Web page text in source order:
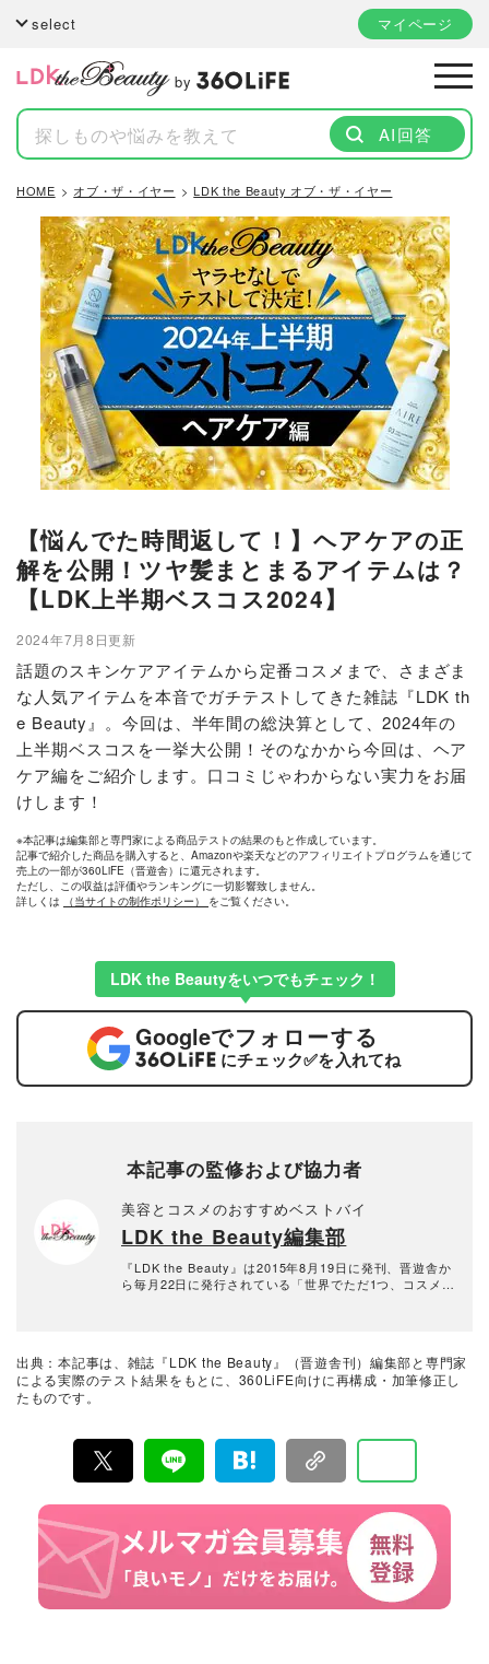
select マイページ
by
AI回答
HOME オブ・ザ・イヤー LDK the Beauty オブ・ザ・イヤー
【悩んでた時間返して！】ヘアケアの正
解を公開！ツヤ髪まとまるアイテムは？
【LDK上半期ベスコス2024】
2024年7月8日更新
話題のスキンケアアイテムから定番コスメまで、さまざま
な人気アイテムを本音でガチテストしてきた雑誌『LDK th
e Beauty』。今回は、半年間の総決算として、2024年の
上半期ベスコスを一挙大公開！そのなかから今回は、ヘア
ケア編をご紹介します。口コミじゃわからない実力をお届
けします！
※本記事は編集部と専門家による商品テストの結果のもと作成しています。
記事で紹介した商品を購入すると、Amazonや楽天などのアフィリエイトプログラムを通じて
売上の一部が360LiFE（晋遊舎）に還元されます。
ただし、この収益は評価やランキングに一切影響致しません。
詳しくは
（当サイトの制作ポリシー） をご覧ください。
LDK the Beautyをいつでもチェック！
Googleでフォローする
にチェック✅を入れてね
本記事の監修および協力者
美容とコスメのおすすめベストバイ
LDK the Beauty編集部
『LDK the Beauty』は2015年8月19日に発刊、晋遊舎か
ら毎月22日に発行されている「世界でただ1つ、コスメを
ディアで情報を発信中。姉妹誌であるテストする女性誌
『LDK』と同様、メーカーに忖度する事なく、編集部と
出典：本記事は、雑誌『LDK the Beauty』（晋遊舎刊）編集部と専門家
による実際のテスト結果をもとに、360LiFE向けに再構成・加筆修正し
たものです。